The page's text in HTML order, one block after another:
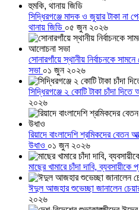
সিদ্ধিরগঞ্জে মাদক ও জুয়ার টাকা না
থানায় জিডি ০৫ জুন ২০২৬
সোনারগাঁয়ে স্থানীয় নির্বাচনকে
সভা ০১ জুন ২০২৬
সিদ্ধিরগঞ্জে ২ কোটি টাকা চাঁদা দিতে
২০২৬
রিয়াদে বাংলাদেশি শ্রমিকদের
উধাও ০১ জুন ২০২৬
মাছের খামারে চাঁদা দাবি, ব্যবসায়ীকে
ঈদুল আজহার শুভেচ্ছা জানালেন
২০২৬